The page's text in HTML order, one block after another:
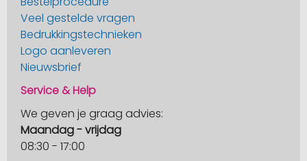
Veel gestelde vragen
Bedrukkingstechnieken
Logo aanleveren
Nieuwsbrief
Service & Help
We geven je graag advies:
Maandag - vrijdag
08:30 - 17:00